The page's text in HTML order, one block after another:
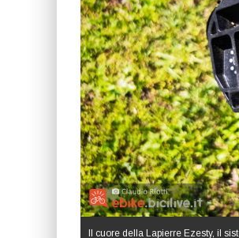
Il cuore della Lapierre Ezesty, il